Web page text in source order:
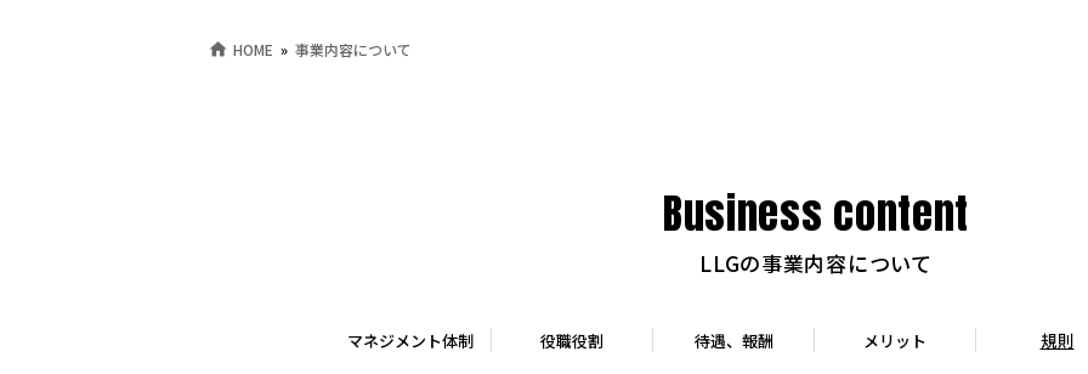
HOME 事業内容について
Business content
LLGの事業内容について
マネジメント体制 役職役割 待遇、報酬 メリット 規則